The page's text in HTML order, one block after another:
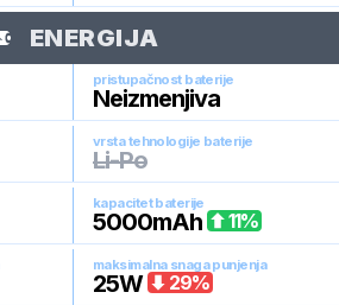
ENERGIJA
pristupačnost baterije
Neizmenjiva
vrsta tehnologije baterije
Li-Po
kapacitet baterije
5000mAh 11%
maksimalna snaga punjenja
25W 29%